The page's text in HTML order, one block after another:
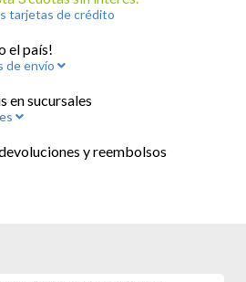
tarjetas de crédito
el país!
de envío
en sucursales
y reembolsos